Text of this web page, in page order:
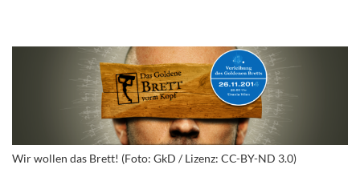
Wir wollen das Brett! (Foto: GkD / Lizenz: CC-BY-ND 3.0)